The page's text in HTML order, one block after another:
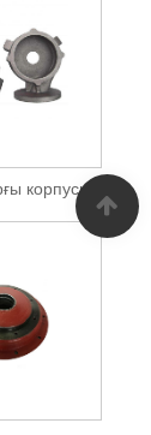
корпусы